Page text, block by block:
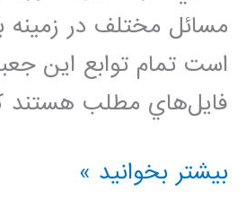
مسائل مختلف در زمينه
فايل‌هاي مطلب هستند
نحوه
بیشتر بخوانید »